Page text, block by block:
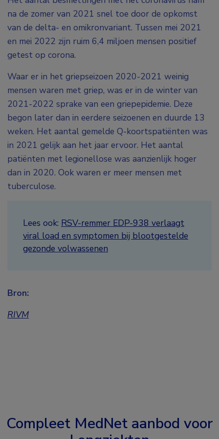
na de zomer van 2021 snel toe door de opkomst
van de delta- en omikronvariant. Tussen mei 2021
en mei 2022 zijn ruim 6,4 miljoen mensen positief
getest op corona.
Waar er in het griepseizoen 2020-2021 weinig
mensen waren met griep, was er in de winter van
2021-2022 sprake van een griepepidemie. Deze
begon later dan in eerdere seizoenen en duurde 13
weken. Het aantal gemelde Q-koortspatiënten was
in 2021 gelijk aan het jaar ervoor. Het aantal
patiënten met legionellose was aanzienlijk hoger
dan in 2020. Ook waren er meer mensen met
tuberculose.
Lees ook: RSV-remmer EDP-938 verlaagt
viral load en symptomen bij blootgestelde
gezonde volwassenen
Bron:
RIVM
Compleet MedNet aanbod voor